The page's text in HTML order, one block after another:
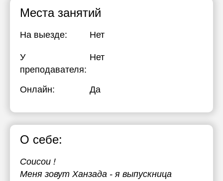
Места занятий
На выезде: Нет
У
преподавателя:
Нет
Онлайн: Да
О себе:
Coucou !
Меня зовут Ханзада - я выпускница